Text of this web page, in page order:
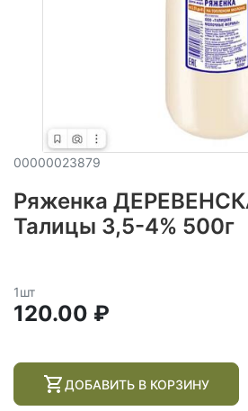
00000023879
Ряженка
Талицы 3,5-4% 500г
1шт
120.00 ₽
ДОБАВИТЬ В КОРЗИНУ